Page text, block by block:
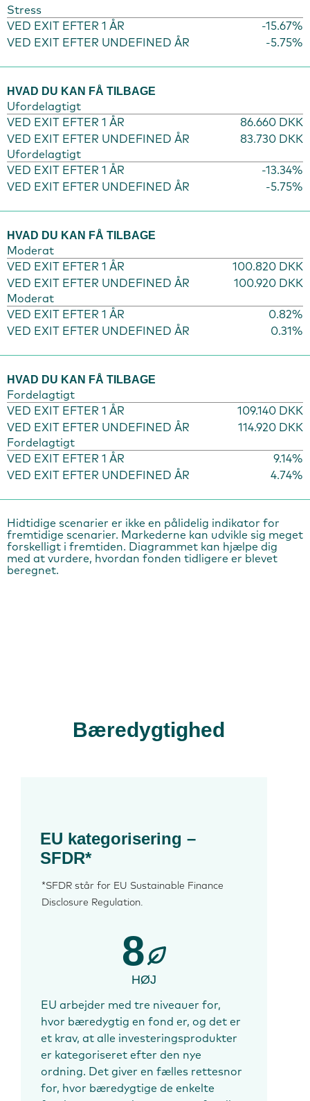
Stress
VED EXIT EFTER 1 ÅR
-15.67%
VED EXIT EFTER UNDEFINED ÅR
-5.75%
HVAD DU KAN FÅ TILBAGE
Ufordelagtigt
VED EXIT EFTER 1 ÅR
86.660 DKK
VED EXIT EFTER UNDEFINED ÅR
83.730 DKK
Ufordelagtigt
VED EXIT EFTER 1 ÅR
-13.34%
VED EXIT EFTER UNDEFINED ÅR
-5.75%
HVAD DU KAN FÅ TILBAGE
Moderat
VED EXIT EFTER 1 ÅR
100.820 DKK
VED EXIT EFTER UNDEFINED ÅR
100.920 DKK
Moderat
VED EXIT EFTER 1 ÅR
0.82%
VED EXIT EFTER UNDEFINED ÅR
0.31%
HVAD DU KAN FÅ TILBAGE
Fordelagtigt
VED EXIT EFTER 1 ÅR
109.140 DKK
VED EXIT EFTER UNDEFINED ÅR
114.920 DKK
Fordelagtigt
VED EXIT EFTER 1 ÅR
9.14%
VED EXIT EFTER UNDEFINED ÅR
4.74%
Hidtidige scenarier er ikke en pålidelig indikator for
fremtidige scenarier. Markederne kan udvikle sig meget
forskelligt i fremtiden. Diagrammet kan hjælpe dig
med at vurdere, hvordan fonden tidligere er blevet
beregnet.
Bæredygtighed
EU kategorisering –
SFDR*
*SFDR står for EU Sustainable Finance
Disclosure Regulation.
8
HØJ
EU arbejder med tre niveauer for,
hvor bæredygtig en fond er, og det er
et krav, at alle investeringsprodukter
er kategoriseret efter den nye
ordning. Det giver en fælles rettesnor
for, hvor bæredygtige de enkelte